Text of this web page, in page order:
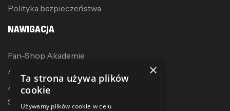
Polityka bezpieczeństwa
NAWIGACJA
Fan-Shop Akademie
Akcesoria treningowe
Zostań dystrybutorem
Sublimacja
×
Ta strona używa plików
cookie
Używamy plików cookie w celu